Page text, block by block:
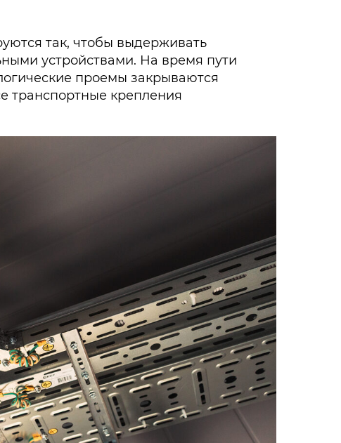
так, чтобы выдерживать
устройствами. На время пути
проемы закрываются
транспортные крепления